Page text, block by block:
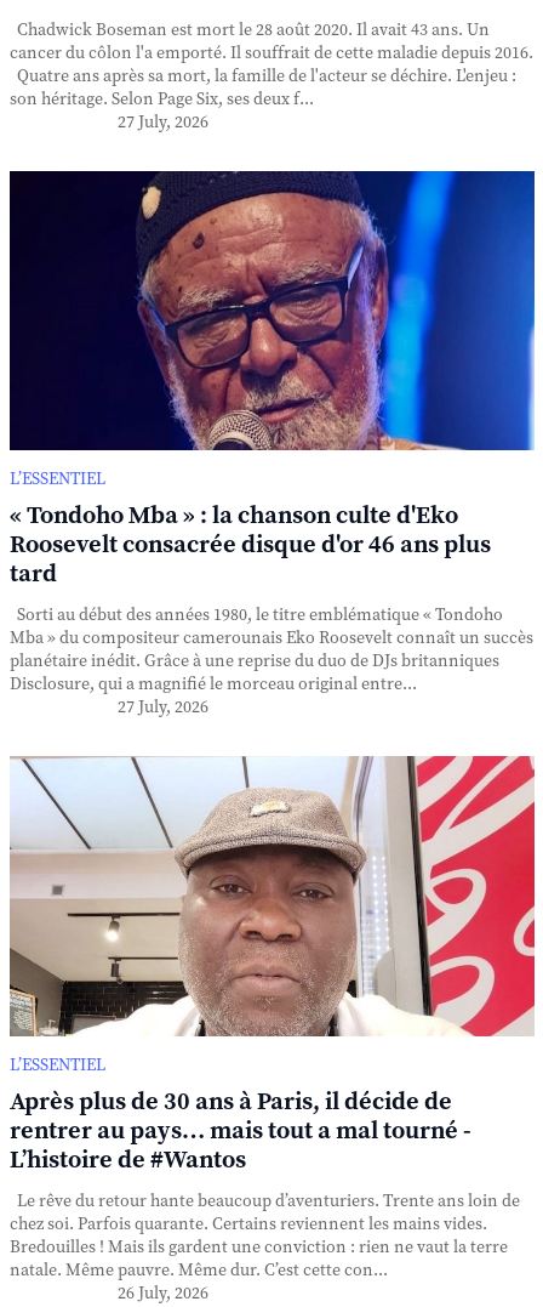
Chadwick Boseman est mort le 28 août 2020. Il avait 43 ans. Un
cancer du côlon l'a emporté. Il souffrait de cette maladie depuis 2016.
Quatre ans après sa mort, la famille de l'acteur se déchire. L'enjeu :
son héritage. Selon Page Six, ses deux f...
27 July, 2026
L’ESSENTIEL
« Tondoho Mba » : la chanson culte d'Eko
Roosevelt consacrée disque d'or 46 ans plus
tard
Sorti au début des années 1980, le titre emblématique « Tondoho
Mba » du compositeur camerounais Eko Roosevelt connaît un succès
planétaire inédit. Grâce à une reprise du duo de DJs britanniques
Disclosure, qui a magnifié le morceau original entre...
27 July, 2026
L’ESSENTIEL
Après plus de 30 ans à Paris, il décide de
rentrer au pays… mais tout a mal tourné -
L’histoire de #Wantos
Le rêve du retour hante beaucoup d’aventuriers. Trente ans loin de
chez soi. Parfois quarante. Certains reviennent les mains vides.
Bredouilles ! Mais ils gardent une conviction : rien ne vaut la terre
natale. Même pauvre. Même dur. C’est cette con...
26 July, 2026